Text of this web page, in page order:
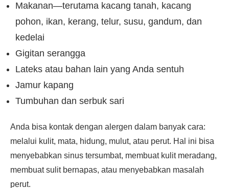
Makanan—terutama kacang tanah, kacang
pohon, ikan, kerang, telur, susu, gandum, dan
kedelai
Gigitan serangga
Lateks atau bahan lain yang Anda sentuh
Jamur kapang
Tumbuhan dan serbuk sari
Anda bisa kontak dengan alergen dalam banyak cara:
melalui kulit, mata, hidung, mulut, atau perut. Hal ini bisa
menyebabkan sinus tersumbat, membuat kulit meradang,
membuat sulit bernapas, atau menyebabkan masalah
perut.